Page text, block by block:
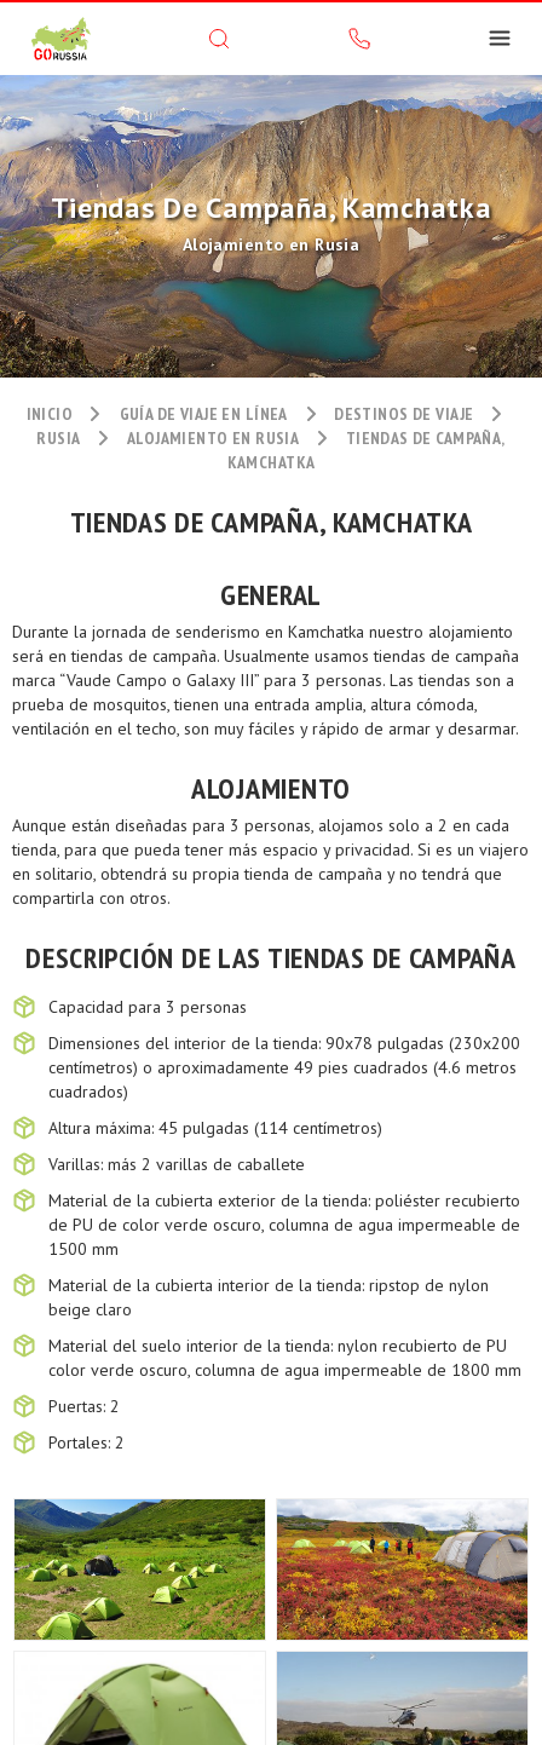
Tiendas De Campaña, Kamchatka
Alojamiento en Rusia
INICIO GUÍA DE VIAJE EN LÍNEA
DESTINOS DE VIAJE
RUSIA
ALOJAMIENTO EN RUSIA
TIENDAS DE CAMPAÑA,
KAMCHATKA
TIENDAS DE CAMPAÑA, KAMCHATKA
GENERAL
Durante la jornada de senderismo en Kamchatka nuestro alojamiento
será en tiendas de campaña. Usualmente usamos tiendas de campaña
marca “Vaude Campo o Galaxy III” para 3 personas. Las tiendas son a
prueba de mosquitos, tienen una entrada amplia, altura cómoda,
ventilación en el techo, son muy fáciles y rápido de armar y desarmar.
ALOJAMIENTO
Aunque están diseñadas para 3 personas, alojamos solo a 2 en cada
tienda, para que pueda tener más espacio y privacidad. Si es un viajero
en solitario, obtendrá su propia tienda de campaña y no tendrá que
compartirla con otros.
DESCRIPCIÓN DE LAS TIENDAS DE CAMPAÑA
Capacidad para 3 personas
Dimensiones del interior de la tienda: 90x78 pulgadas (230x200
centímetros) o aproximadamente 49 pies cuadrados (4.6 metros
cuadrados)
Altura máxima: 45 pulgadas (114 centímetros)
Varillas: más 2 varillas de caballete
Material de la cubierta exterior de la tienda: poliéster recubierto
de PU de color verde oscuro, columna de agua impermeable de
1500 mm
Material de la cubierta interior de la tienda: ripstop de nylon
beige claro
Material del suelo interior de la tienda: nylon recubierto de PU
color verde oscuro, columna de agua impermeable de 1800 mm
Puertas: 2
Portales: 2